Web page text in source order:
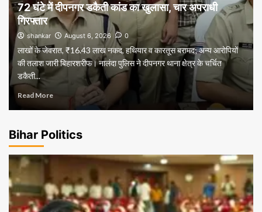
72 घंटे में दीपनगर डकैती कांड का खुलासा, चार अपराधी
गिरफ्तार
shankar August 6, 2026 0
लाखों के जेवरात, ₹16.43 लाख नकद, हथियार व कारतूस बरामद; अन्य आरोपियों
की तलाश जारी बिहारशरीफ। नालंदा पुलिस ने दीपनगर थाना क्षेत्र के चर्चित
डकैती...
Read More
Bihar Politics